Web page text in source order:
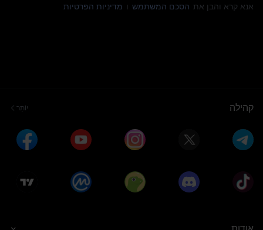
אנא קרא והבן את הסכם המשתמש ו מדיניות הפרטיות
קהילה יוֹתֵר